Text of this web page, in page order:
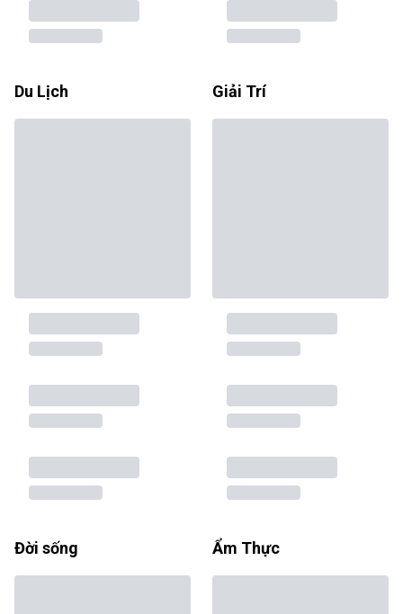
Du Lịch Giải Trí
Đời sống Ẩm Thực